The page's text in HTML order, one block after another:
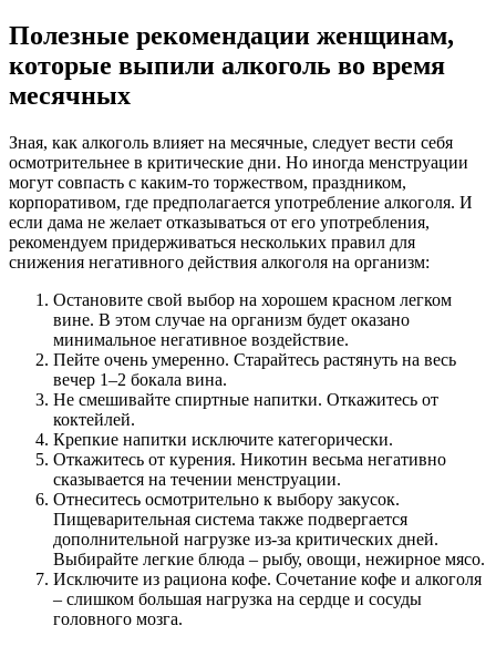
Полезные рекомендации женщинам,
которые выпили алкоголь во время
месячных
Зная, как алкоголь влияет на месячные, следует вести себя
осмотрительнее в критические дни. Но иногда менструации
могут совпасть с каким-то торжеством, праздником,
корпоративом, где предполагается употребление алкоголя. И
если дама не желает отказываться от его употребления,
рекомендуем придерживаться нескольких правил для
снижения негативного действия алкоголя на организм:
Остановите свой выбор на хорошем красном легком
вине. В этом случае на организм будет оказано
минимальное негативное воздействие.
Пейте очень умеренно. Старайтесь растянуть на весь
вечер 1–2 бокала вина.
Не смешивайте спиртные напитки. Откажитесь от
коктейлей.
Крепкие напитки исключите категорически.
Откажитесь от курения. Никотин весьма негативно
сказывается на течении менструации.
Отнеситесь осмотрительно к выбору закусок.
Пищеварительная система также подвергается
дополнительной нагрузке из-за критических дней.
Выбирайте легкие блюда – рыбу, овощи, нежирное мясо.
Исключите из рациона кофе. Сочетание кофе и алкоголя
– слишком большая нагрузка на сердце и сосуды
головного мозга.